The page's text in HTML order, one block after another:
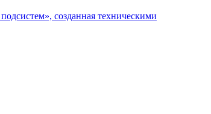
созданная техническими